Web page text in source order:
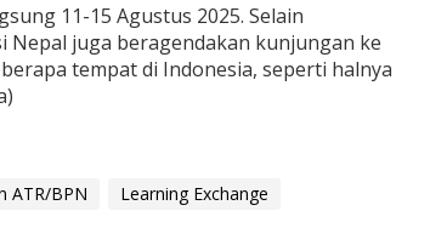
11-15 Agustus 2025. Selain
Nepal juga beragendakan kunjungan ke
tempat di Indonesia, seperti halnya
ATR/BPN
Learning Exchange